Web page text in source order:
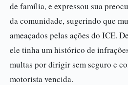
de família, e expressou sua
da comunidade, sugerindo que
ameaçados pelas ações do ICE.
ele tinha um histórico de
multas por dirigir sem seguro e
motorista vencida.